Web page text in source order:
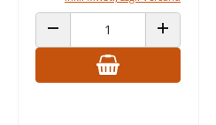
ANZAHL VERRINGERN ANZAHL